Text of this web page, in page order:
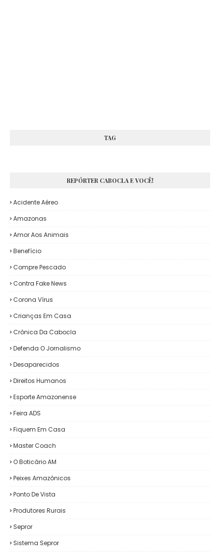
TAG
REPÓRTER CABOCLA E VOCÊ!
Acidente Aéreo
Amazonas
Amor Aos Animais
Benefício
Compre Pescado
Contra Fake News
Corona Vírus
Crianças Em Casa
Crônica Da Cabocla
Defenda O Jornalismo
Desaparecidos
Direitos Humanos
Esporte Amazonense
Feira ADS
Fiquem Em Casa
Master Coach
O Boticário AM
Peixes Amazônicos
Ponto De Vista
Produtores Rurais
Sepror
Sistema Sepror